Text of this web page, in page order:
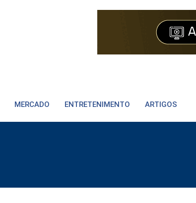
MERCADO ENTRETENIMENTO ARTIGOS